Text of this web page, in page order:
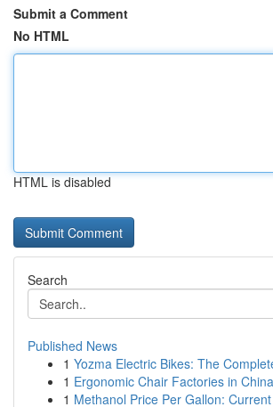
Submit a Comment
No HTML
HTML is disabled
Search
Published News
1 Yozma Electric Bikes: The
1 Ergonomic Chair Factories in
1 Methanol Price Per Gallon: